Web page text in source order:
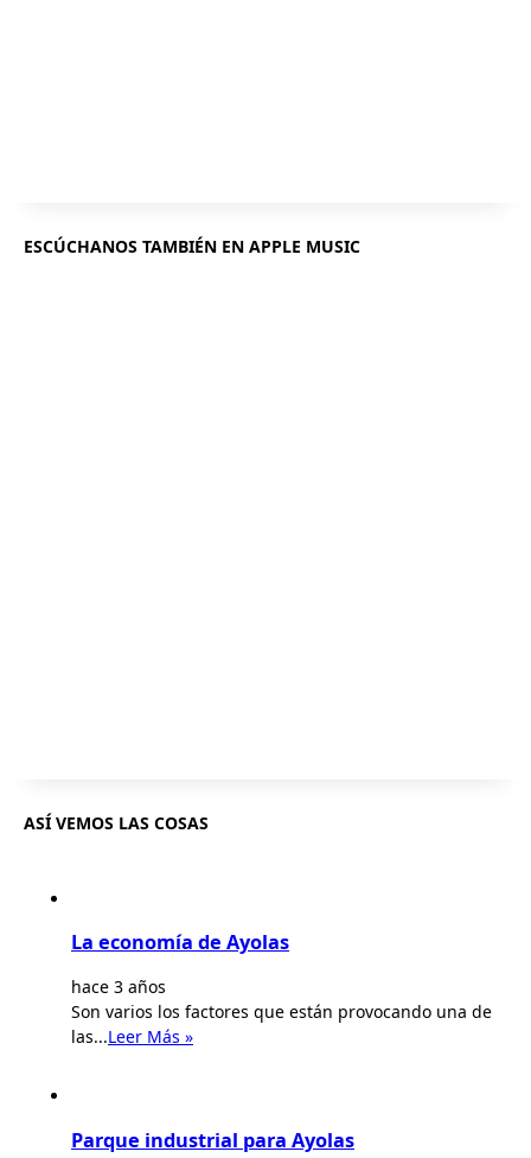
ESCÚCHANOS TAMBIÉN EN APPLE MUSIC
ASÍ VEMOS LAS COSAS
La economía de Ayolas
hace 3 años
Son varios los factores que están provocando una de
las...Leer Más »
Parque industrial para Ayolas